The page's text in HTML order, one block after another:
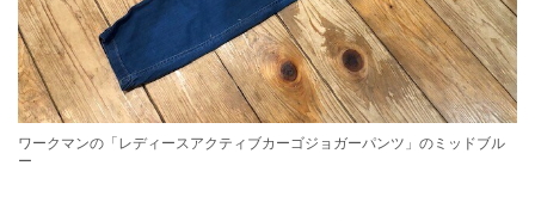
ワークマンの「レディースアクティブカーゴジョガーパンツ」のミッドブル
ー